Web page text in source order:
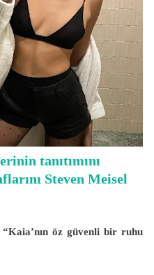
tanıtımını
Steven Meisel
öz güvenli bir ruhu